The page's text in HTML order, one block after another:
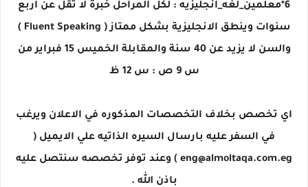
6*معلمين_لغه_انجليزيه : لكل المراحل خبرة لا تقل عن اربع
سنوات وينطق الانجليزية بشكل ممتاز ( Fluent Speaking )
والسن لا يزيد عن 40 سنة والمقابلة الخميس 15 فبراير من
س 9 ص : س 12 ظ
اي تخصص بخلاف التخصصات المذكوره في الاعلان ويرغب
في السفر عليه بارسال السيره الذاتيه علي الايميل (
eng@almoltaqa.com.eg ) وعند توفر تخصصه سنتصل عليه
باذن الله .